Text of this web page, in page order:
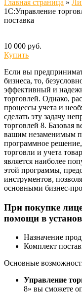
Главная страница »
1С:Управление
поставка
10 000 руб.
Купить
Если вы
бизнеса, то,
эффективный и
торговлей. Однако,
процессы учета и
сделать эту задачу
торговлей 8. Базовая
вашим незаменимым
программное решение,
торговли и учета
является наиболее
этой программы,
инструментов,
основными бизнес-
При покупке
помощи в
Назначение
Комплект
Основные
Управление
8» вы сможете